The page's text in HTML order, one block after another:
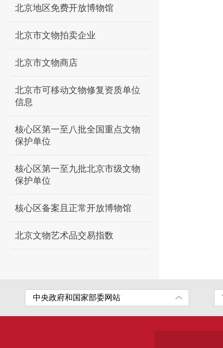
北京地区免费开放博物馆
北京市文物拍卖企业
北京市文物商店
北京市可移动文物修复资质单位
信息
核心区第一至八批全国重点文物
保护单位
核心区第一至九批北京市级文物
保护单位
核心区备案且正常开放博物馆
北京文物艺术品交易指数